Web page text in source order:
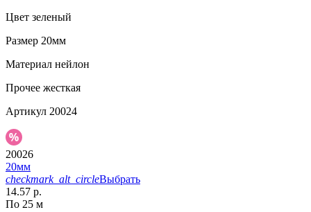
Цвет зеленый
Размер 20мм
Материал нейлон
Прочее жесткая
Артикул 20024
20026
20мм
checkmark_alt_circleВыбрать
14.57 р.
По 25 м